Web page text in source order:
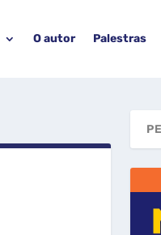
O autor Palestras